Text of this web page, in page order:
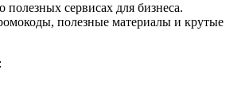
сервисах для бизнеса.
полезные материалы и крутые